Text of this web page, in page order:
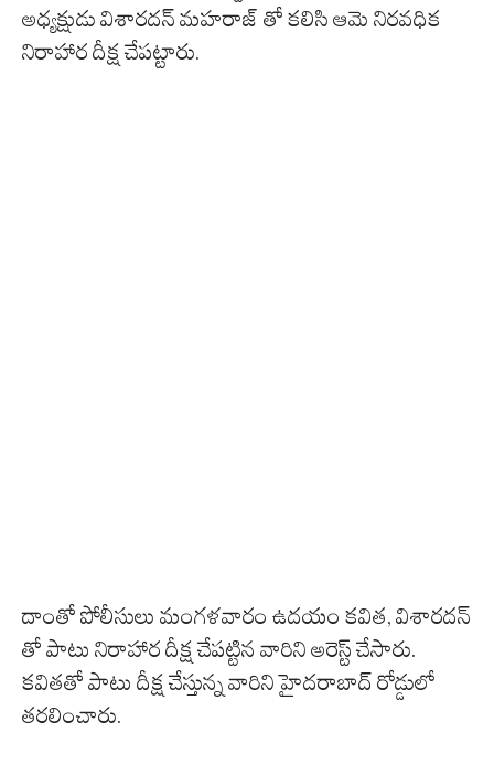
అధ్యక్షుడు విశారదన్ మహరాజ్ తో కలిసి ఆమె నిరవధిక
నిరాహార దీక్ష చేపట్టారు.
దాంతో పోలీసులు మంగళవారం ఉదయం కవిత, విశారదన్
తో పాటు నిరాహార దీక్ష చేపట్టిన వారిని అరెస్ట్ చేసారు.
కవితతో పాటు దీక్ష చేస్తున్న వారిని హైదరాబాద్ రోడ్డులో
తరలించారు.